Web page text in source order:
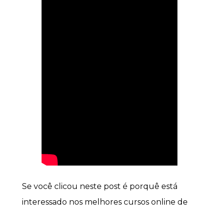
Se você clicou neste post é porquê está
interessado nos melhores cursos online de